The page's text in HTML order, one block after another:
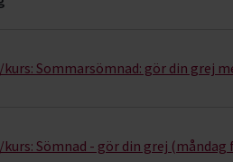
Sommarsömnad: gör din grej
Sömnad - gör din grej (måndag